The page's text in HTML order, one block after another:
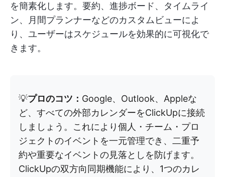
を簡素化します。要約、進捗ボード、タイムライ
ン、月間プランナーなどのカスタムビューによ
り、ユーザーはスケジュールを効果的に可視化で
きます。
💡プロのコツ： Google、Outlook、Appleな
ど、すべての外部カレンダーをClickUpに接続
しましょう。これにより個人・チーム・プロ
ジェクトのイベントを一元管理でき、二重予
約や重要なイベントの見落としを防げます。
ClickUpの双方向同期機能により、1つのカレ